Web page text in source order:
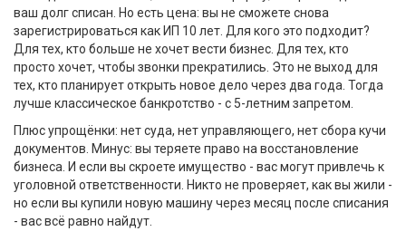
ваш долг списан. Но есть цена: вы не сможете снова
зарегистрироваться как ИП 10 лет. Для кого это подходит?
Для тех, кто больше не хочет вести бизнес. Для тех, кто
просто хочет, чтобы звонки прекратились. Это не выход для
тех, кто планирует открыть новое дело через два года. Тогда
лучше классическое банкротство - с 5-летним запретом.
Плюс упрощёнки: нет суда, нет управляющего, нет сбора кучи
документов. Минус: вы теряете право на восстановление
бизнеса. И если вы скроете имущество - вас могут привлечь к
уголовной ответственности. Никто не проверяет, как вы жили -
но если вы купили новую машину через месяц после списания
- вас всё равно найдут.